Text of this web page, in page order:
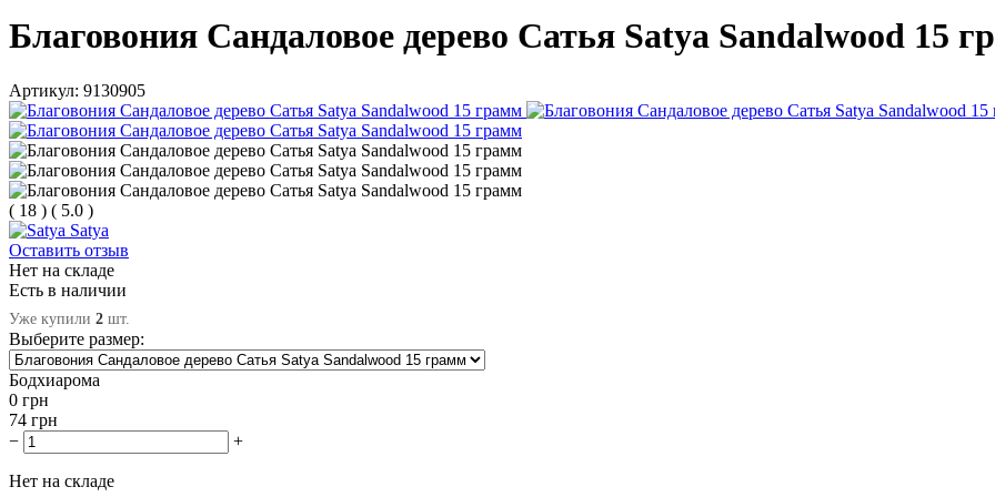
Благовония Сандаловое дерево Сатья Satya Sandalwood 15
Артикул: 9130905
( 18 ) ( 5.0 )
Satya
Оставить отзыв
Нет на складе
Есть в наличии
Уже купили 2 шт.
Выберите размер:
Бодхиарома
0 грн
74 грн
−
+
Нет на складе